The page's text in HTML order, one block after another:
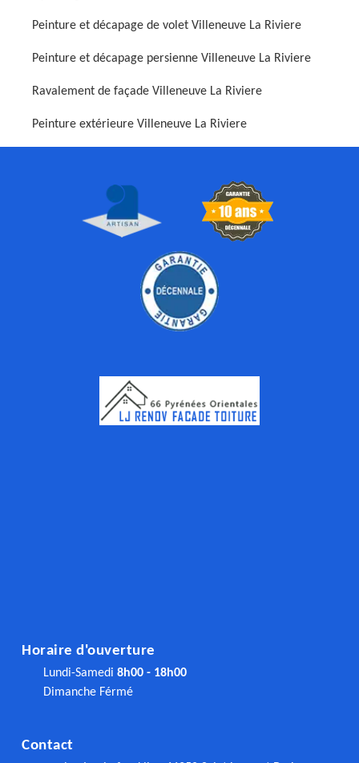
Peinture et décapage de volet Villeneuve La Riviere
Peinture et décapage persienne Villeneuve La Riviere
Ravalement de façade Villeneuve La Riviere
Peinture extérieure Villeneuve La Riviere
Horaire d'ouverture
Lundi-Samedi 8h00 - 18h00
Dimanche Férmé
Contact